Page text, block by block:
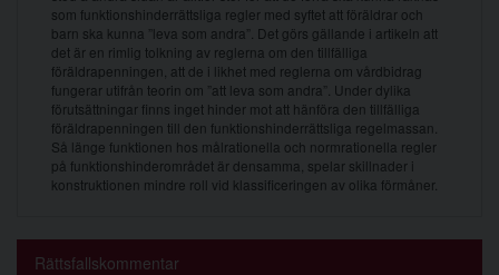
som funktionshinderrättsliga regler med syftet att föräldrar och
barn ska kunna ”leva som andra”. Det görs gällande i artikeln att
det är en rimlig tolkning av reglerna om den tillfälliga
föräldrapenningen, att de i likhet med reglerna om vårdbidrag
fungerar utifrån teorin om ”att leva som andra”. Under dylika
förutsättningar finns inget hinder mot att hänföra den tillfälliga
föräldrapenningen till den funktionshinderrättsliga regelmassan.
Så länge funktionen hos målrationella och normrationella regler
på funktionshinderområdet är densamma, spelar skillnader i
konstruktionen mindre roll vid klassificeringen av olika förmåner.
Rättsfallskommentar